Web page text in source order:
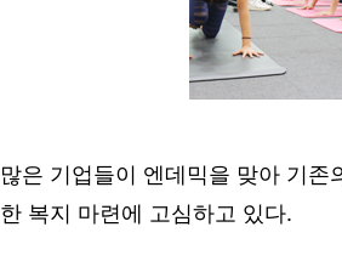
많은 기업들이 엔데믹을 맞아 기
한 복지 마련에 고심하고 있다.